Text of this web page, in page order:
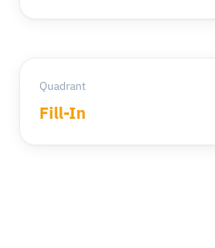
Quadrant
Fill-In